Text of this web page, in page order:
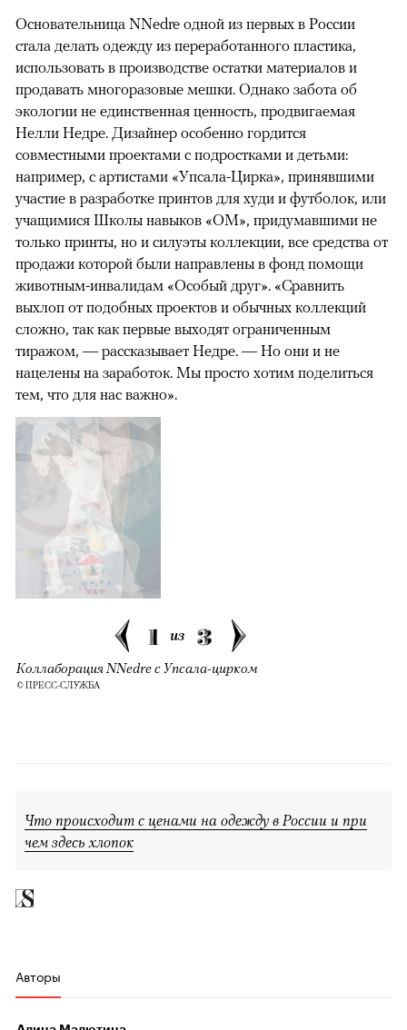
Основательница NNedre одной из первых в России
стала делать одежду из переработанного пластика,
использовать в производстве остатки материалов и
продавать многоразовые мешки. Однако забота об
экологии не единственная ценность, продвигаемая
Нелли Недре. Дизайнер особенно гордится
совместными проектами с подростками и детьми:
например, с артистами «Упсала-Цирка», принявшими
участие в разработке принтов для худи и футболок, или
учащимися Школы навыков «ОМ», придумавшими не
только принты, но и силуэты коллекции, все средства от
продажи которой были направлены в фонд помощи
животным-инвалидам «Особый друг». «Сравнить
выхлоп от подобных проектов и обычных коллекций
сложно, так как первые выходят ограниченным
тиражом, — рассказывает Недре. — Но они и не
нацелены на заработок. Мы просто хотим поделиться
тем, что для нас важно».
1 из 3
Коллаборация NNedre с Упсала-цирком
© ПРЕСС-СЛУЖБА
Что происходит с ценами на одежду в России и при
чем здесь хлопок
Авторы